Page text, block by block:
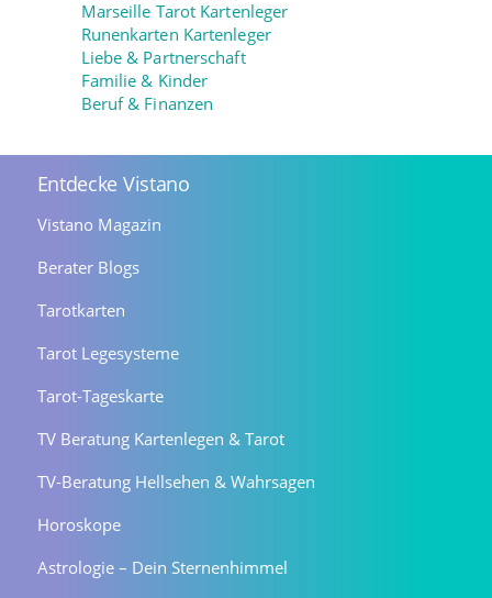
Marseille Tarot Kartenleger
Runenkarten Kartenleger
Liebe & Partnerschaft
Familie & Kinder
Beruf & Finanzen
Entdecke Vistano
Vistano Magazin
Berater Blogs
Tarotkarten
Tarot Legesysteme
Tarot-Tageskarte
TV Beratung Kartenlegen & Tarot
TV-Beratung Hellsehen & Wahrsagen
Horoskope
Astrologie – Dein Sternenhimmel